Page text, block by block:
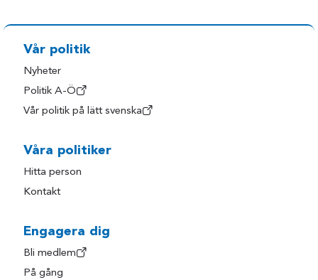
Vår politik
Nyheter
Politik A-Ö
Vår politik på lätt svenska
Våra politiker
Hitta person
Kontakt
Engagera dig
Bli medlem
På gång